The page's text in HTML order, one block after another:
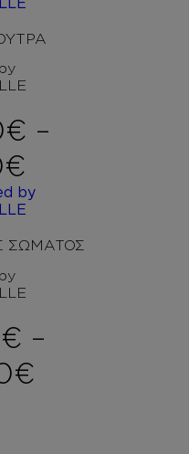
€ –
€
8,00€
ΣΩΜΑΤΟΣ
€ –
€